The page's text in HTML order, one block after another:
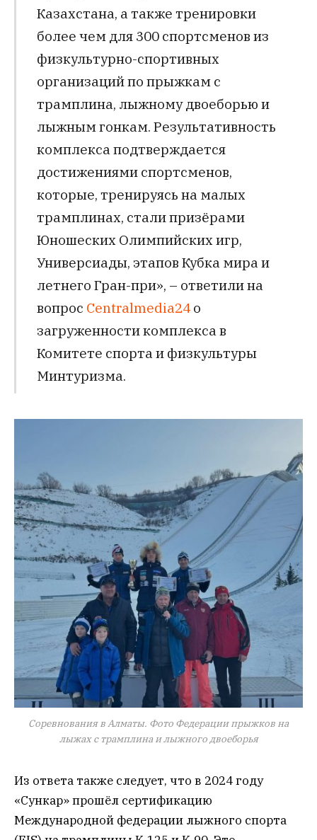
Казахстана, а также тренировки
более чем для 300 спортсменов из
физкультурно-спортивных
организаций по прыжкам с
трамплина, лыжному двоеборью и
лыжным гонкам. Результативность
комплекса подтверждается
достижениями спортсменов,
которые, тренируясь на малых
трамплинах, стали призёрами
Юношеских Олимпийских игр,
Универсиады, этапов Кубка мира и
летнего Гран-при», – ответили на
вопрос Centralmedia24о
загруженности комплекса в
Комитете спорта и физкультуры
Минтуризма.
Соревнования в Алматы. Фото Федерации прыжков на
лыжах с трамплина и лыжного двоеборья
Из ответа также следует, что в 2024 году
«Сункар» прошёл сертификацию
Международной федерации лыжного спорта